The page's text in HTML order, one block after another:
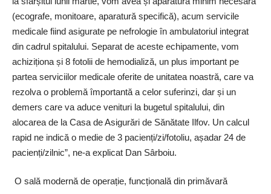
(ecografe, monitoare, aparatură specifică), acum servicile
medicale fiind asigurate pe nefrologie în ambulatoriul integrat
din cadrul spitalului. Separat de aceste echipamente, vom
achiziționa și 8 fotolii de hemodializă, un plus important pe
partea serviciilor medicale oferite de unitatea noastră, care va
rezolva o problemă împortantă a celor suferinzi, dar și un
demers care va aduce venituri la bugetul spitalului, din
alocarea de la Casa de Asigurări de Sănătate Ilfov. Un calcul
rapid ne indică o medie de 3 pacienți/zi/fotoliu, așadar 24 de
pacienți/zilnic”, ne-a explicat Dan Sârboiu.
O sală modernă de operație, funcțională din primăvară